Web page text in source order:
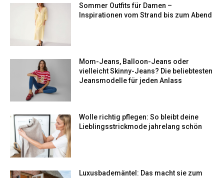
Sommer Outfits für Damen –
Inspirationen vom Strand bis zum Abend
Mom-Jeans, Balloon-Jeans oder
vielleicht Skinny-Jeans? Die beliebtesten
Jeansmodelle für jeden Anlass
Wolle richtig pflegen: So bleibt deine
Lieblingsstrickmode jahrelang schön
Luxusbademäntel: Das macht sie zum